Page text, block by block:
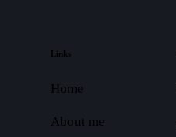
Links
Home
About me